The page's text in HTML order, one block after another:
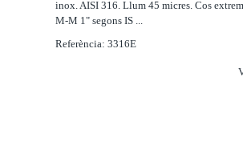
inox. AISI 316. Llum 45 micres. Cos
M-M 1" segons IS ...
Referència: 3316E